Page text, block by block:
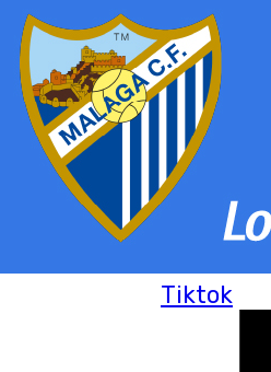
Tiktok